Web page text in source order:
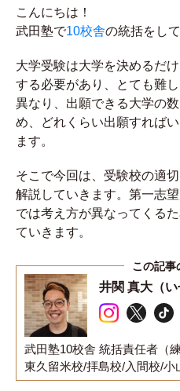
こんにちは！
武田塾で10校舎の統括をし
大学受験は大学を決めるだ
する必要があり、とても難
異なり、出願できる大学の
め、どれくらい出願すれば
ます。
そこで今回は、受験校の適
解説していきます。第一志
では考え方が異なってくる
ていきます。
井関 真大（い
武田塾10校舎 統括責任者（
東久留米校/拝島校/入間校/
彦根校）